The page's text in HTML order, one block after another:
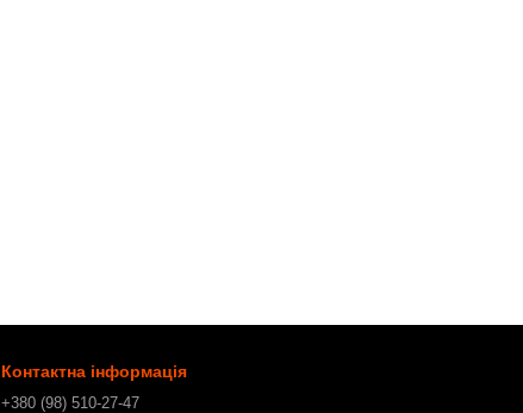
Контактна інформація
+380 (98) 510-27-47